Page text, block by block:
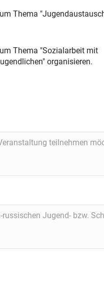
Thema
Thema "Sozialarbeit mit
organisieren.